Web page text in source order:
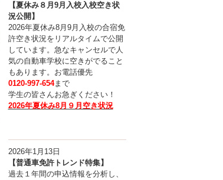
【夏休み８月9月入校入校空き状
況公開】
2026年夏休み8月9月入校の合宿免
許空き状況をリアルタイムで公開
しています。急なキャンセルで人
気の自動車学校に空きがでること
もあります。お電話優先
0120-997-654まで
学生の皆さんお急ぎください！
2026年夏休み8月９月空き状況
2026年1月13日
【普通車免許トレンド特集】
過去１年間の申込情報を分析し、